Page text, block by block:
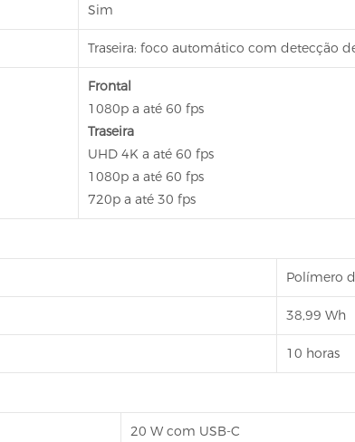
Sim
Traseira: foco automático com detecção
Frontal
1080p a até 60 fps
Traseira
UHD 4K a até 60 fps
1080p a até 60 fps
720p a até 30 fps
Polímero
38,99 Wh
10 horas
20 W com USB-C